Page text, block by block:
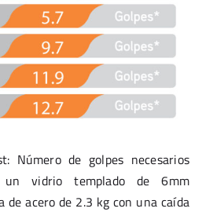
Número de golpes necesarios
vidrio templado de 6mm
de acero de 2.3 kg con una caída